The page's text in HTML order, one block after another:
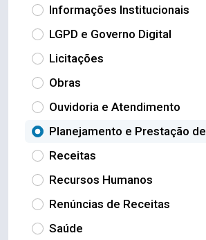
Informações Institucionais
LGPD e Governo Digital
Licitações
Obras
Ouvidoria e Atendimento
Planejamento e Prestação
Receitas
Recursos Humanos
Renúncias de Receitas
Saúde